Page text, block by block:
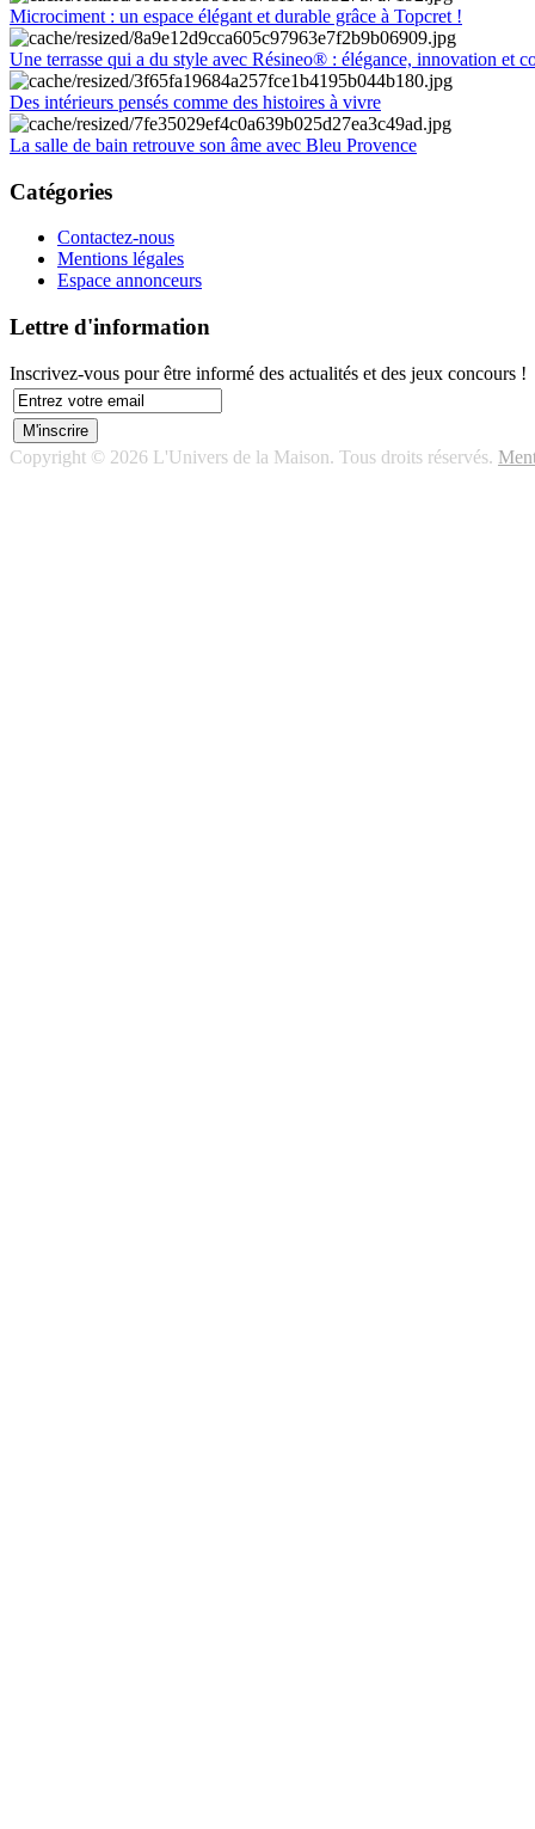
Microciment : un espace élégant et durable grâce à Topcret !
Une terrasse qui a du style avec Résineo® : élégance, innovation et
Des intérieurs pensés comme des histoires à vivre
La salle de bain retrouve son âme avec Bleu Provence
Catégories
Contactez-nous
Mentions légales
Espace annonceurs
Lettre d'information
Inscrivez-vous pour être informé des actualités et des jeux concours !
Copyright © 2026 L'Univers de la Maison. Tous droits réservés.